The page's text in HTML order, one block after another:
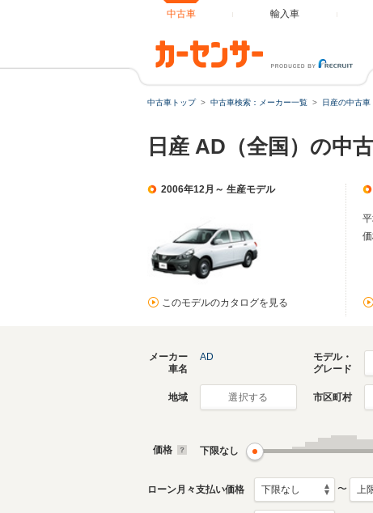
中古車 輸入車
中古車トップ 中古車検索：メーカー一覧 日産の中古車
日産 AD（全国）の中
2006年12月～ 生産モデル
このモデルのカタログを見る
価
メーカー
車名
AD
モデル・
グレード
地域 選択する 市区町村
価格 下限なし
ローン月々支払い価格 〜